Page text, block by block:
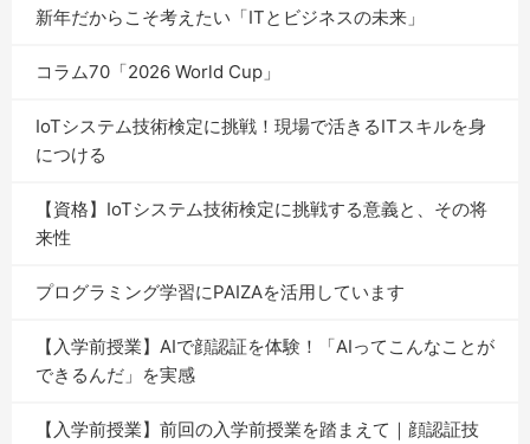
新年だからこそ考えたい「ITとビジネスの未来」
コラム70「2026 World Cup」
IoTシステム技術検定に挑戦！現場で活きるITスキルを身
につける
【資格】IoTシステム技術検定に挑戦する意義と、その将
来性
プログラミング学習にPAIZAを活用しています
【入学前授業】AIで顔認証を体験！「AIってこんなことが
できるんだ」を実感
【入学前授業】前回の入学前授業を踏まえて｜顔認証技